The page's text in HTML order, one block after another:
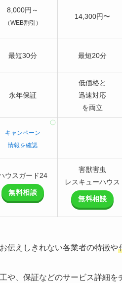
8,000円～
（WEB割引）
14,300円〜
最短30分 最短20分
永年保証
低価格と
迅速対応
を両立
キャンペーン
情報を確認
ウスガード24
無料相談
害獣害虫
レスキューハウス
無料相談
伝えしきれない各業者の特徴や
や、保証などのサービス詳細